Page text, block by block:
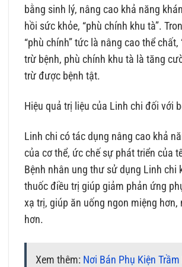
bằng sinh lý, nâng cao khả năng
hồi sức khỏe, “phù chính khu tà”.
“phù chính” tức là nâng cao thể chất,
trừ bệnh, phù chính khu tà là tăng
trừ được bệnh tật.
Hiệu quả trị liệu của Linh chi đối với
Linh chi có tác dụng nâng cao khả
của cơ thể, ức chế sự phát triển của
Bệnh nhân ung thư sử dụng Linh chi
thuốc điều trị giúp giảm phản ứng
xạ trị, giúp ăn uống ngon miệng hơn,
hơn.
Xem thêm: Nơi Bán Phụ Kiện